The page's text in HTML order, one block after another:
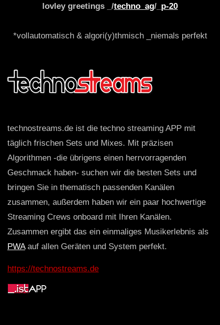
lovley greetings _/techno_ag/_ p-20
*vollautomatisch & algori(y)thmisch _niemals perfekt
technostreams.de ist die techno streaming APP mit
täglich frischen Sets und Mixes. Mit präzisen
Algorithmen -die übrigens einen herrvorragenden
Geschmack haben- suchen wir die besten Sets und
bringen Sie in thematisch passenden Kanälen
zusammen, außerdem haben wir ein paar hochwertige
Streaming Crews onboard mit Ihren Kanälen.
Zusammen ergibt das ein einmaliges Musikerlebnis als
PWAauf allen Geräten und System perfekt.
https://technostreams.de